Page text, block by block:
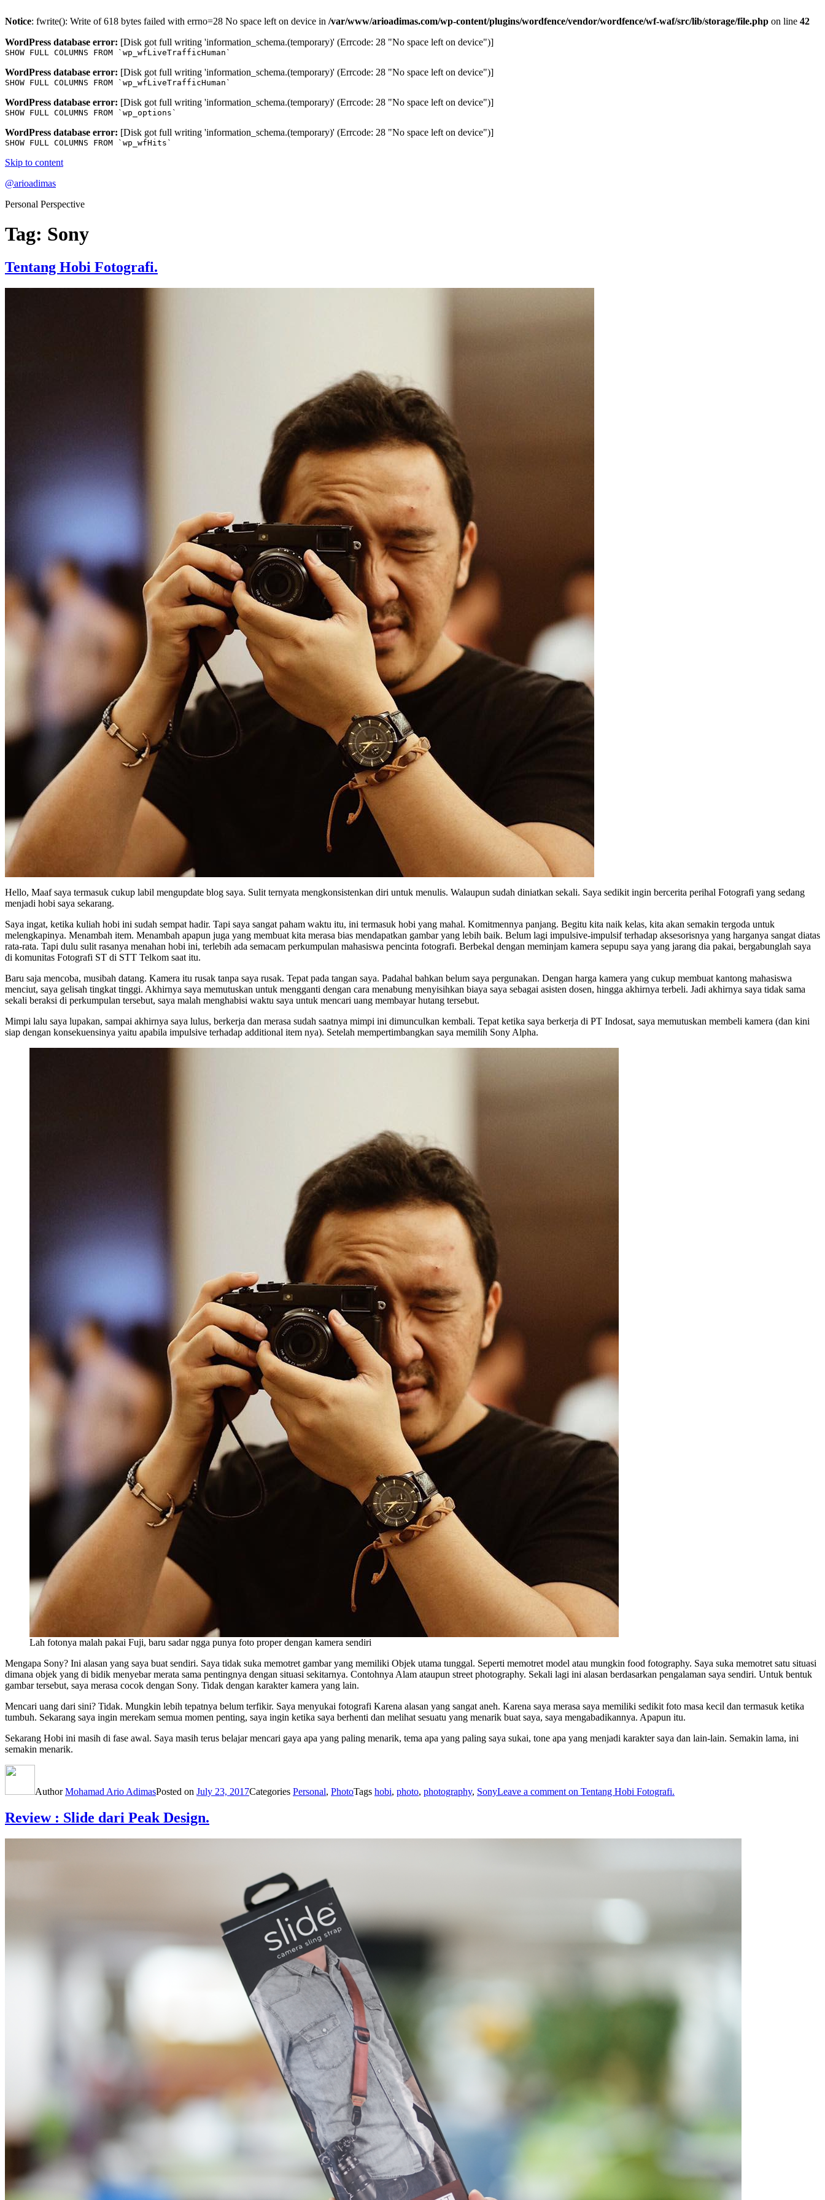
Notice: fwrite(): Write of 618 bytes failed with errno=28 No space left on device in /var/www/arioadimas.com/wp-content/plugins/wordfence/vendor/wordfence/wf-waf/src/lib/storage/file.php on line 42
WordPress database error: [Disk got full writing 'information_schema.(temporary)' (Errcode: 28 "No space left on device")]
SHOW FULL COLUMNS FROM `wp_wfLiveTrafficHuman`
WordPress database error: [Disk got full writing 'information_schema.(temporary)' (Errcode: 28 "No space left on device")]
SHOW FULL COLUMNS FROM `wp_wfLiveTrafficHuman`
WordPress database error: [Disk got full writing 'information_schema.(temporary)' (Errcode: 28 "No space left on device")]
SHOW FULL COLUMNS FROM `wp_options`
WordPress database error: [Disk got full writing 'information_schema.(temporary)' (Errcode: 28 "No space left on device")]
SHOW FULL COLUMNS FROM `wp_wfHits`
Skip to content
@arioadimas
Personal Perspective
Tag: Sony
Tentang Hobi Fotografi.
Hello, Maaf saya termasuk cukup labil mengupdate blog saya. Sulit ternyata mengkonsistenkan diri untuk menulis. Walaupun sudah diniatkan sekali. Saya sedikit ingin bercerita perihal Fotografi yang sedang
menjadi hobi saya sekarang.
Saya ingat, ketika kuliah hobi ini sudah sempat hadir. Tapi saya sangat paham waktu itu, ini termasuk hobi yang mahal. Komitmennya panjang. Begitu kita naik kelas, kita akan semakin tergoda untuk
melengkapinya. Menambah item. Menambah apapun juga yang membuat kita merasa bias mendapatkan gambar yang lebih baik. Belum lagi impulsive-impulsif terhadap aksesorisnya yang harganya sangat diatas
rata-rata. Tapi dulu sulit rasanya menahan hobi ini, terlebih ada semacam perkumpulan mahasiswa pencinta fotografi. Berbekal dengan meminjam kamera sepupu saya yang jarang dia pakai, bergabunglah saya
di komunitas Fotografi ST di STT Telkom saat itu.
Baru saja mencoba, musibah datang. Kamera itu rusak tanpa saya rusak. Tepat pada tangan saya. Padahal bahkan belum saya pergunakan. Dengan harga kamera yang cukup membuat kantong mahasiswa
menciut, saya gelisah tingkat tinggi. Akhirnya saya memutuskan untuk mengganti dengan cara menabung menyisihkan biaya saya sebagai asisten dosen, hingga akhirnya terbeli. Jadi akhirnya saya tidak sama
sekali beraksi di perkumpulan tersebut, saya malah menghabisi waktu saya untuk mencari uang membayar hutang tersebut.
Mimpi lalu saya lupakan, sampai akhirnya saya lulus, berkerja dan merasa sudah saatnya mimpi ini dimunculkan kembali. Tepat ketika saya berkerja di PT Indosat, saya memutuskan membeli kamera (dan kini
siap dengan konsekuensinya yaitu apabila impulsive terhadap additional item nya). Setelah mempertimbangkan saya memilih Sony Alpha.
Lah fotonya malah pakai Fuji, baru sadar ngga punya foto proper dengan kamera sendiri
Mengapa Sony? Ini alasan yang saya buat sendiri. Saya tidak suka memotret gambar yang memiliki Objek utama tunggal. Seperti memotret model atau mungkin food fotography. Saya suka memotret satu situasi
dimana objek yang di bidik menyebar merata sama pentingnya dengan situasi sekitarnya. Contohnya Alam ataupun street photography. Sekali lagi ini alasan berdasarkan pengalaman saya sendiri. Untuk bentuk
gambar tersebut, saya merasa cocok dengan Sony. Tidak dengan karakter kamera yang lain.
Mencari uang dari sini? Tidak. Mungkin lebih tepatnya belum terfikir. Saya menyukai fotografi Karena alasan yang sangat aneh. Karena saya merasa saya memiliki sedikit foto masa kecil dan termasuk ketika
tumbuh. Sekarang saya ingin merekam semua momen penting, saya ingin ketika saya berhenti dan melihat sesuatu yang menarik buat saya, saya mengabadikannya. Apapun itu.
Sekarang Hobi ini masih di fase awal. Saya masih terus belajar mencari gaya apa yang paling menarik, tema apa yang paling saya sukai, tone apa yang menjadi karakter saya dan lain-lain. Semakin lama, ini
semakin menarik.
AuthorMohamad Ario AdimasPosted on July 23, 2017Categories Personal, PhotoTags hobi, photo, photography, SonyLeave a comment on Tentang Hobi Fotografi.
Review : Slide dari Peak Design.